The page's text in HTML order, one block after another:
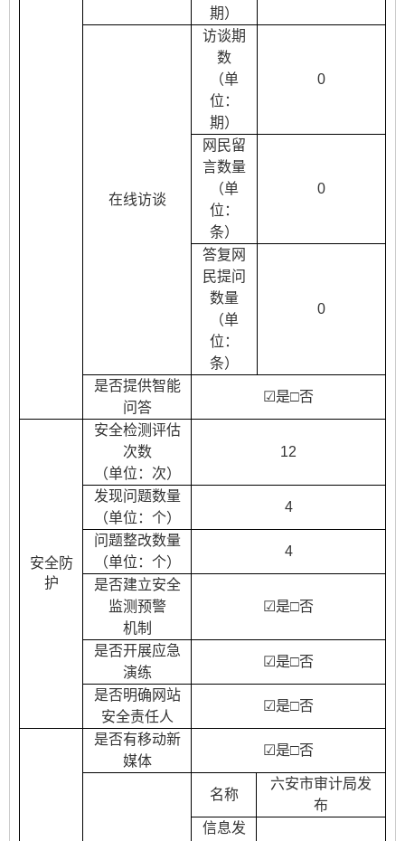
期）
在线访谈
访谈期
数
（单
位：
期）
0
网民留
言数量
（单
位：
条）
0
答复网
民提问
数量
（单
位：
条）
0
是否提供智能
问答
☑是□否
安全防
护
安全检测评估
次数
（单位：次）
12
发现问题数量
（单位：个）
4
问题整改数量
（单位：个）
4
是否建立安全
监测预警
机制
☑是□否
是否开展应急
演练
☑是□否
是否明确网站
安全责任人
☑是□否
是否有移动新
媒体
☑是□否
名称
六安市审计局发
布
信息发